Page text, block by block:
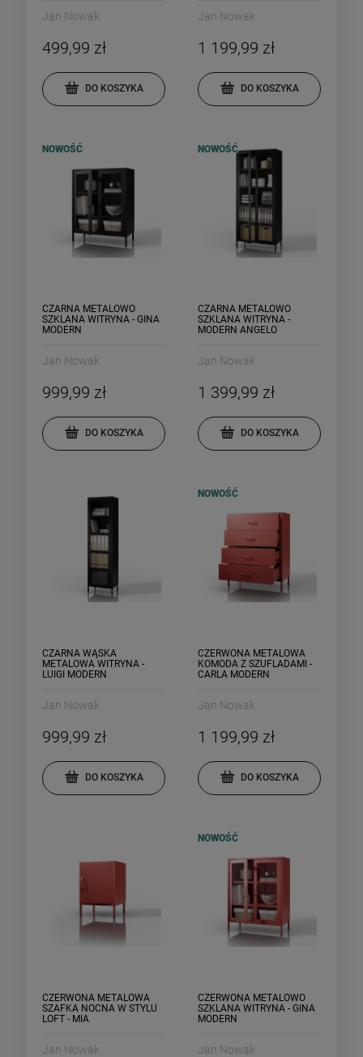
Jan Nowak
499,99 zł
DO KOSZYKA
Jan Nowak
1 199,99 zł
DO KOSZYKA
CZARNA METALOWO
SZKLANA WITRYNA - GINA
MODERN
Jan Nowak
999,99 zł
DO KOSZYKA
NOWOŚĆ
CZARNA METALOWO
SZKLANA WITRYNA -
MODERN ANGELO
Jan Nowak
1 399,99 zł
DO KOSZYKA
NOWOŚĆ
CZARNA WĄSKA
METALOWA WITRYNA -
LUIGI MODERN
Jan Nowak
999,99 zł
DO KOSZYKA
CZERWONA METALOWA
KOMODA Z SZUFLADAMI -
CARLA MODERN
Jan Nowak
1 199,99 zł
DO KOSZYKA
NOWOŚĆ
CZERWONA METALOWA
SZAFKA NOCNA W STYLU
LOFT - MIA
Jan Nowak
CZERWONA METALOWO
SZKLANA WITRYNA - GINA
MODERN
Jan Nowak
NOWOŚĆ